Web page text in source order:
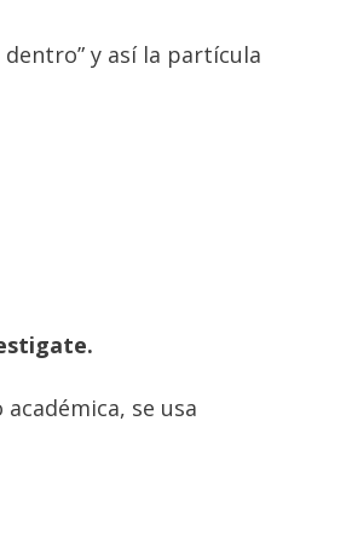
y así la partícula
se usa